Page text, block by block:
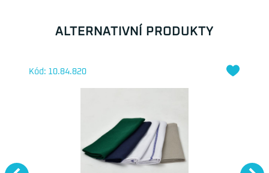
ALTERNATIVNÍ PRODUKTY
Kód: 10.84.820